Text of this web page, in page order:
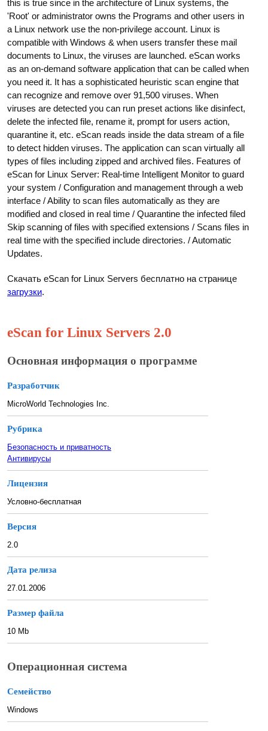
this is true since in the architecture of Linux systems, the
'Root' or administrator owns the Programs and other users in
a Linux network use the non-privilege account. Linux is
compatible with Windows & when users transfer these mail
documents to Linux, the viruses are launched. eScan works
as an on-demand software application that can be called when
you need it. It has a sophisticated heuristic scan engine that
can recognize and remove over 91,500 viruses. When
viruses are detected you can run preset actions like disinfect,
delete the infected file, rename it, prompt for users action,
quarantine it, etc. eScan reads inside the data stream of a file
to detect hidden viruses. The application can scan virtually all
types of files including zipped and archived files. Features of
eScan for Linux Server: Real-time Intelligent Monitor to guard
your system / Configuration and management through a web
interface / Ability to scan files automatically as they are
modified and closed in real time / Quarantine the infected filed
Skip scanning of files with specified extensions / Scans files in
real time with the specified include directories. / Automatic
Updates.
Скачать eScan for Linux Servers бесплатно на странице
загрузки.
eScan for Linux Servers 2.0
Основная информация о программе
Разработчик
MicroWorld Technologies Inc.
Рубрика
Безопасность и приватность
Антивирусы
Лицензия
Условно-бесплатная
Версия
2.0
Дата релиза
27.01.2006
Размер файла
10 Mb
Операционная система
Семейство
Windows